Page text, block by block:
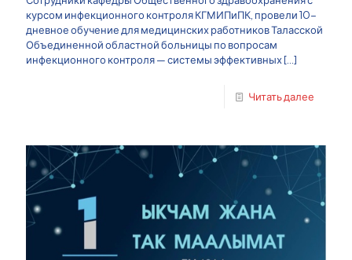
курсом инфекционного контроля КГМИПиПК, провели 10-
дневное обучение для медицинских работников Таласской
Объединенной областной больницы по вопросам
инфекционного контроля — системы эффективных[…]
Читать далее